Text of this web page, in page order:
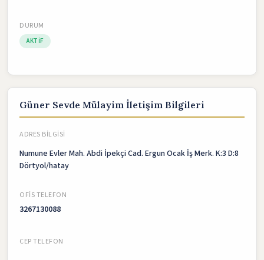
DURUM
AKTIF
Güner Sevde Mülayim İletişim Bilgileri
ADRES BILGISI
Numune Evler Mah. Abdi İpekçi Cad. Ergun Ocak İş Merk. K:3 D:8
Dörtyol/hatay
OFIS TELEFON
3267130088
CEP TELEFON